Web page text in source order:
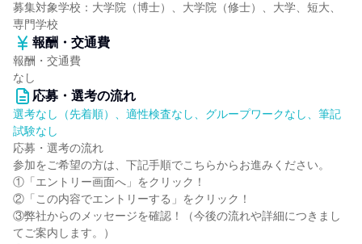
募集対象学校：大学院（博士）、大学院（修士）、大学、短大、
専門学校
報酬・交通費
報酬・交通費
なし
応募・選考の流れ
選考なし（先着順）、適性検査なし、グループワークなし、筆記
試験なし
応募・選考の流れ
参加をご希望の方は、下記手順でこちらからお進みください。
①「エントリー画面へ」をクリック！
②「この内容でエントリーする」をクリック！
③弊社からのメッセージを確認！（今後の流れや詳細につきまし
てご案内します。）